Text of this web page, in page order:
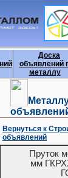
Доска
объявлений
металлу
Вернуться к
объявлений
Пруток
мм